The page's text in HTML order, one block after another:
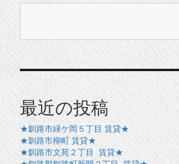
最近の投稿
★釧路市緑ケ岡５丁目 賃貸★
★釧路市柳町 賃貸★
★釧路市文苑２丁目 賃貸★